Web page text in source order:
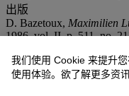
出版
D. Bazetoux, Maximilien
1986, vol. II, p. 511, no.
" f " : In addition to the
7% (i.e. 7.49% inclusive
我们使用 Cookie 来提升
使用体验。欲了解更多资